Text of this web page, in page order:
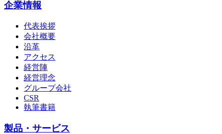
企業情報
代表挨拶
会社概要
沿革
アクセス
経営陣
経営理念
グループ会社
CSR
執筆書籍
製品・サービス